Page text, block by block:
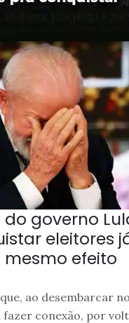
governo
eleitores
efeito
ao desembarcar
conexão, por